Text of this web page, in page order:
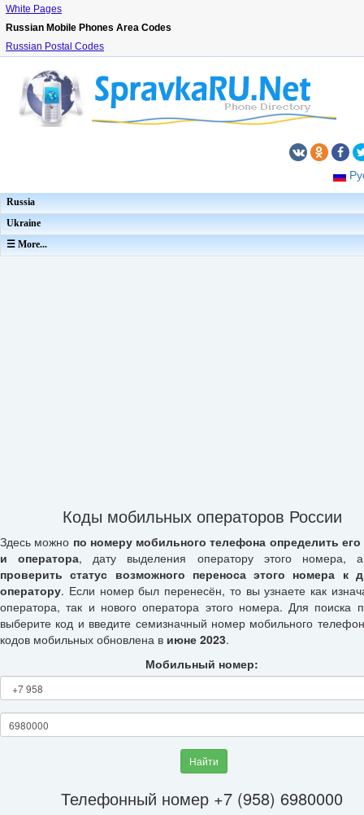
White Pages
Russian Mobile Phones Area Codes
Russian Postal Codes
Russia
Ukraine
☰ More...
Коды мобильных операторов России
Здесь можно по номеру мобильного телефона определить его
и оператора, дату выделения оператору этого номера,
проверить статус возможного переноса этого номера к
оператору. Если номер был перенесён, то вы узнаете как
оператора, так и нового оператора этого номера. Для поиска
выберите код и введите семизначный номер мобильного
кодов мобильных обновлена в июне 2023.
Мобильный номер:
Найти
Телефонный номер +7 (958) 6980000